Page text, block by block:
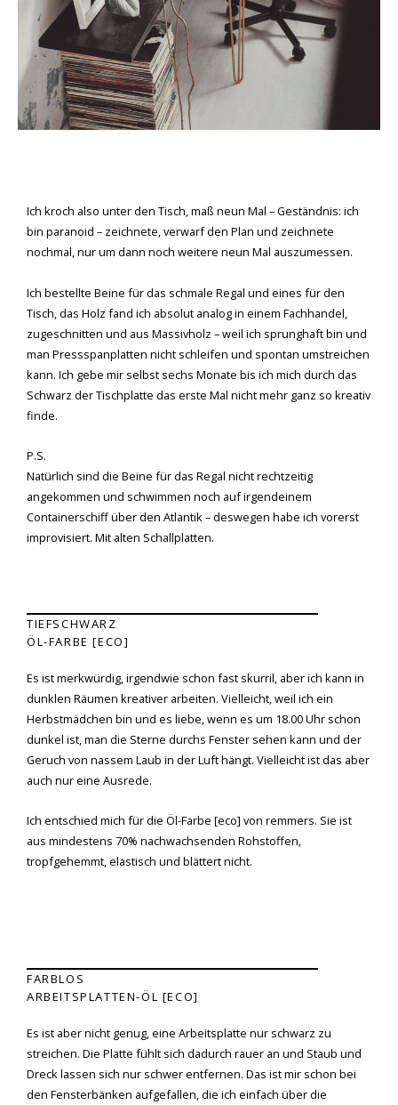
Ich kroch also unter den Tisch, maß neun Mal – Geständnis: ich
bin paranoid – zeichnete, verwarf den Plan und zeichnete
nochmal, nur um dann noch weitere neun Mal auszumessen.
Ich bestellte Beine für das schmale Regal und eines für den
Tisch, das Holz fand ich absolut analog in einem Fachhandel,
zugeschnitten und aus Massivholz – weil ich sprunghaft bin und
man Pressspanplatten nicht schleifen und spontan umstreichen
kann. Ich gebe mir selbst sechs Monate bis ich mich durch das
Schwarz der Tischplatte das erste Mal nicht mehr ganz so kreativ
finde.
P.S.
Natürlich sind die Beine für das Regal nicht rechtzeitig
angekommen und schwimmen noch auf irgendeinem
Containerschiff über den Atlantik – deswegen habe ich vorerst
improvisiert. Mit alten Schallplatten.
TIEFSCHWARZ
ÖL-FARBE [ECO]
Es ist merkwürdig, irgendwie schon fast skurril, aber ich kann in
dunklen Räumen kreativer arbeiten. Vielleicht, weil ich ein
Herbstmädchen bin und es liebe, wenn es um 18.00 Uhr schon
dunkel ist, man die Sterne durchs Fenster sehen kann und der
Geruch von nassem Laub in der Luft hängt. Vielleicht ist das aber
auch nur eine Ausrede.
Ich entschied mich für die Öl-Farbe [eco] von remmers. Sie ist
aus mindestens 70% nachwachsenden Rohstoffen,
tropfgehemmt, elastisch und blättert nicht.
FARBLOS
ARBEITSPLATTEN-ÖL [ECO]
Es ist aber nicht genug, eine Arbeitsplatte nur schwarz zu
streichen. Die Platte fühlt sich dadurch rauer an und Staub und
Dreck lassen sich nur schwer entfernen. Das ist mir schon bei
den Fensterbänken aufgefallen, die ich einfach über die